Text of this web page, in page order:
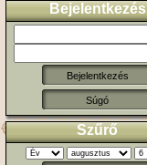
Bejelentkezés
Súgó
Szűrő